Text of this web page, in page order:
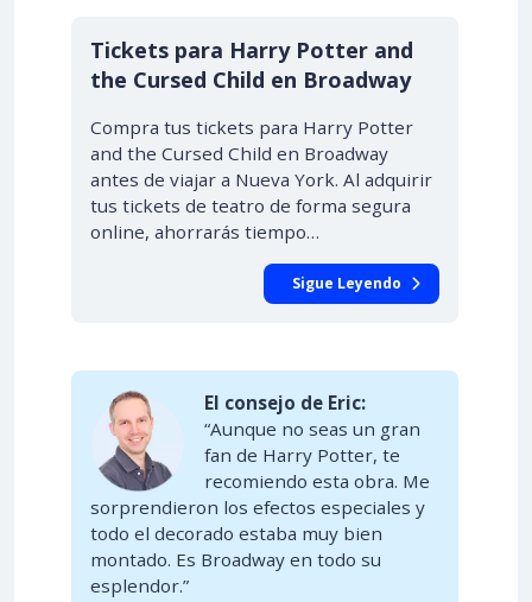
Tickets para Harry Potter and
the Cursed Child en Broadway
Compra tus tickets para Harry Potter
and the Cursed Child en Broadway
antes de viajar a Nueva York. Al adquirir
tus tickets de teatro de forma segura
online, ahorrarás tiempo…
Sigue Leyendo
El consejo de Eric:
“Aunque no seas un gran
fan de Harry Potter, te
recomiendo esta obra. Me
sorprendieron los efectos especiales y
todo el decorado estaba muy bien
montado. Es Broadway en todo su
esplendor.”